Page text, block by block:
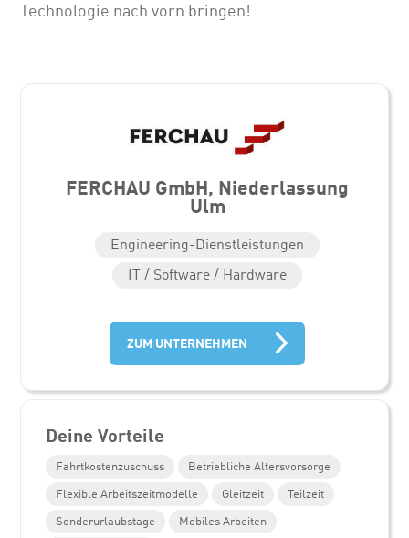
Technologie nach vorn bringen!
FERCHAU GmbH, Niederlassung
Ulm
Engineering-Dienstleistungen
IT / Software / Hardware
ZUM UNTERNEHMEN
Deine Vorteile
Fahrtkostenzuschuss
Betriebliche Altersvorsorge
Flexible Arbeitszeitmodelle
Gleitzeit
Teilzeit
Sonderurlaubstage
Mobiles Arbeiten